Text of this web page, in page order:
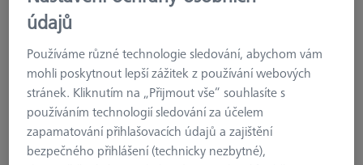
Souřadnicové měřicí stroje
MSR pro dotykový měřicí stroj
Přídavné úrovně pro MSR
Přídavná úroveň pro MSR X=1200
Vytisknout stránku
údajů
Používáme různé technologie sledování, abychom vám
mohli poskytnout lepší zážitek z používání webových
stránek. Kliknutím na „Přijmout vše“ souhlasíte s
používáním technologií sledování za účelem
zapamatování přihlašovacích údajů a zajištění
bezpečného přihlášení (technicky nezbytné),